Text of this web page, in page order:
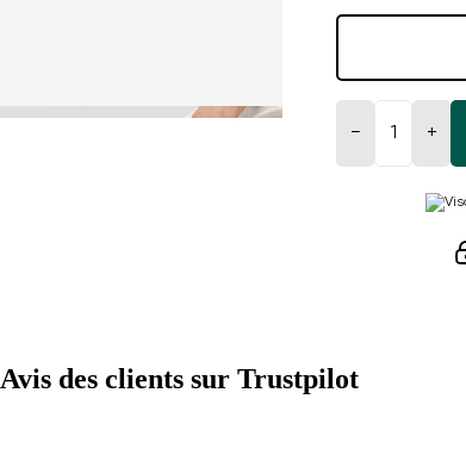
− +
Avis des clients sur Trustpilot